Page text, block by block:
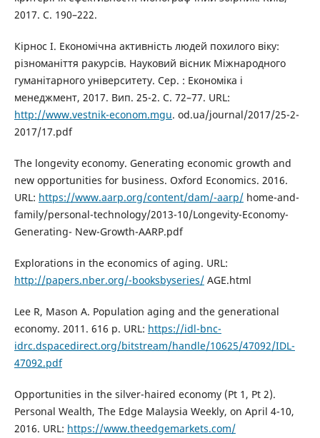
2017. С. 190–222.
Кірнос І. Економічна активність людей похилого віку:
різноманіття ракурсів. Науковий вісник Міжнародного
гуманітарного університету. Сер. : Економіка і
менеджмент, 2017. Вип. 25-2. С. 72–77. URL:
http://www.vestnik-econom.mgu. od.ua/journal/2017/25-2-
2017/17.pdf
The longevity economy. Generating economic growth and
new opportunities for business. Oxford Economics. 2016.
URL: https://www.aarp.org/content/dam/-aarp/home-and-
family/personal-technology/2013-10/Longevity-Economy-
Generating- New-Growth-AARP.pdf
Explorations in the economics of aging. URL:
http://papers.nber.org/-booksbyseries/AGE.html
Lee R, Mason A. Population aging and the generational
economy. 2011. 616 p. URL: https://idl-bnc-
idrc.dspacedirect.org/bitstream/handle/10625/47092/IDL-
47092.pdf
Opportunities in the silver-haired economy (Pt 1, Pt 2).
Personal Wealth, The Edge Malaysia Weekly, on April 4-10,
2016. URL: https://www.theedgemarkets.com/